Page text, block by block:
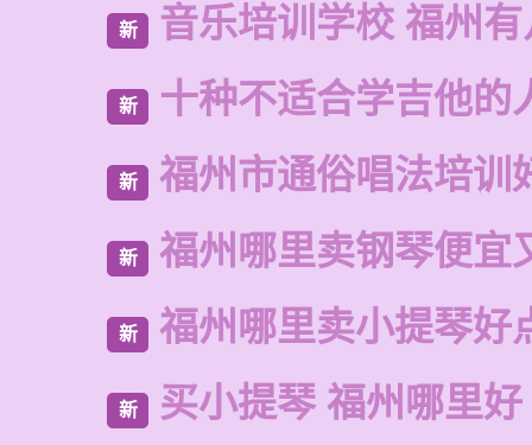
新 音乐培训学校 福州
新 十种不适合学吉他的
新 福州市通俗唱法培训
新 福州哪里卖钢琴便宜
新 福州哪里卖小提琴好
新 买小提琴 福州哪里好